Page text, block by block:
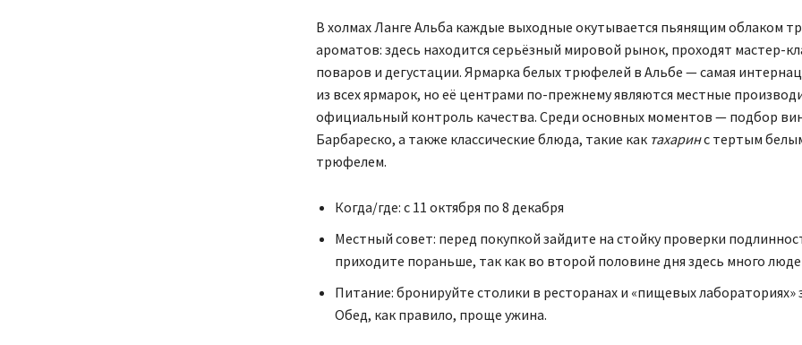
В холмах Ланге Альба каждые выходные окутывается пьянящим облаком
ароматов: здесь находится серьёзный мировой рынок, проходят мастер-
поваров и дегустации. Ярмарка белых трюфелей в Альбе — самая
из всех ярмарок, но её центрами по-прежнему являются местные
официальный контроль качества. Среди основных моментов — подбор
Барбареско, а также классические блюда, такие как тахаринс тертым
трюфелем.
Когда/где: с 11 октября по 8 декабря
Местный совет: перед покупкой зайдите на стойку проверки
приходите пораньше, так как во второй половине дня здесь много
Питание: бронируйте столики в ресторанах и «пищевых лабораториях»
Обед, как правило, проще ужина.